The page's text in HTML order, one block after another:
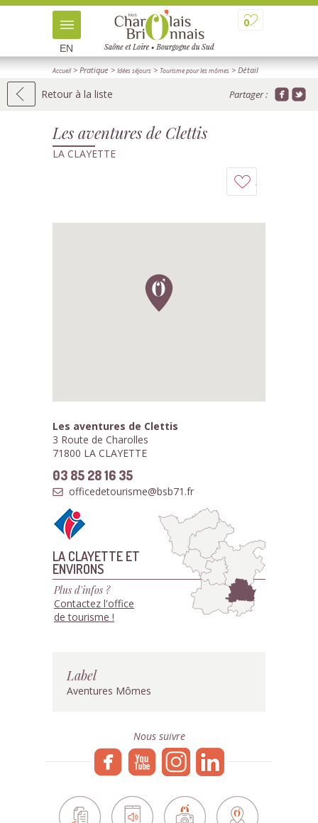
0
EN
Accueil> Pratique > Idées séjours > Tourisme pour les mômes > Détail
Retour à la liste Partager :
Les aventures de Clettis
LA CLAYETTE
Les aventures de Clettis
3 Route de Charolles
71800 LA CLAYETTE
03 85 28 16 35
officedetourisme@bsb71.fr
LA CLAYETTE ET
ENVIRONS
Plus d'infos ?
Contactez l'office
de tourisme !
Label
Aventures Mômes
Nous suivre